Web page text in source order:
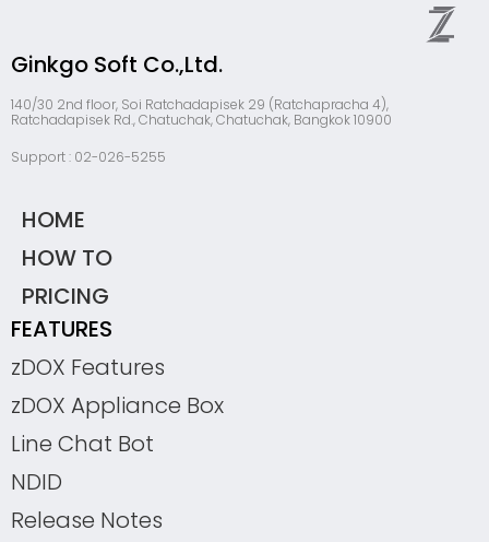
Ginkgo Soft Co.,Ltd.
140/30 2nd floor, Soi Ratchadapisek 29 (Ratchapracha 4),
Ratchadapisek Rd., Chatuchak, Chatuchak, Bangkok 10900
Support : 02-026-5255
HOME
HOW TO
PRICING
FEATURES
zDOX Features
zDOX Appliance Box
Line Chat Bot
NDID
Release Notes